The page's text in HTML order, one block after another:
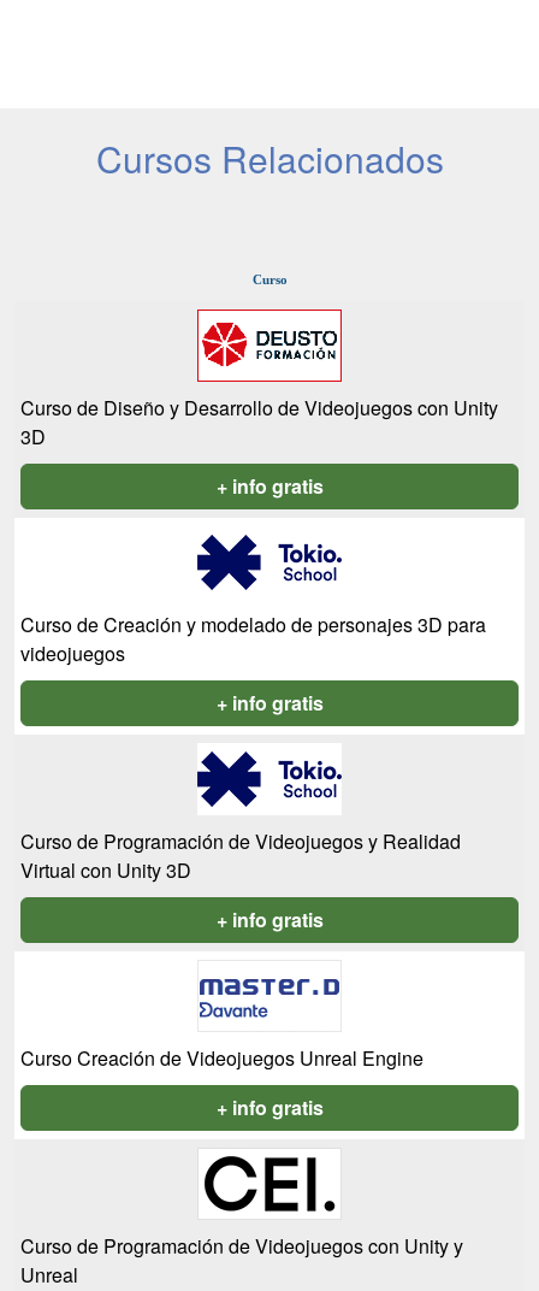
Cursos Relacionados
Curso
Curso de Diseño y Desarrollo de Videojuegos con Unity
3D
+ info gratis
Curso de Creación y modelado de personajes 3D para
videojuegos
+ info gratis
Curso de Programación de Videojuegos y Realidad
Virtual con Unity 3D
+ info gratis
Curso Creación de Videojuegos Unreal Engine
+ info gratis
Curso de Programación de Videojuegos con Unity y
Unreal